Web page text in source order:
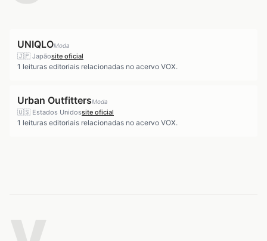
UNIQLOModa
🇯🇵 Japãosite oficial
1 leituras editoriais relacionadas no acervo VOX.
Urban OutfittersModa
🇺🇸 Estados Unidossite oficial
1 leituras editoriais relacionadas no acervo VOX.